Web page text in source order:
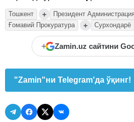
Тошкент + Президент
Ғомавий Прокуратура + Сурхондарё
+ Zamin.uz сайтини
"Zamin"ни Telegram'да ўқинг!